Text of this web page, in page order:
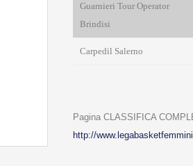
Guarnieri Tour Operator
Brindisi
Carpedil Salerno
Pagina CLASSIFICA
http://